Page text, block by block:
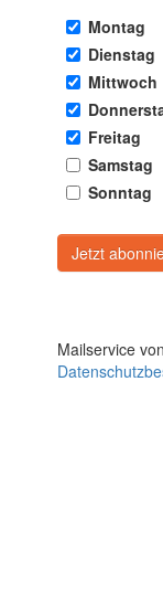
Montag
Dienstag
Mittwoch
Freitag
Samstag
Sonntag
Mailservice